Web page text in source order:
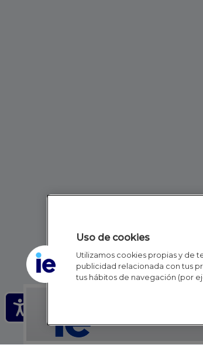
Uso de cookies
Utilizamos cookies propias y de
publicidad relacionada con tus
tus hábitos de navegación (por